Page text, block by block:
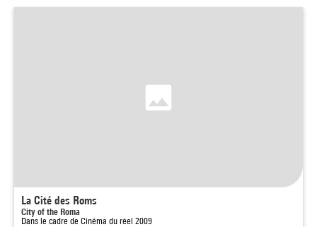
La Cité des Roms
City of the Roma
Dans le cadre de Cinéma du réel 2009